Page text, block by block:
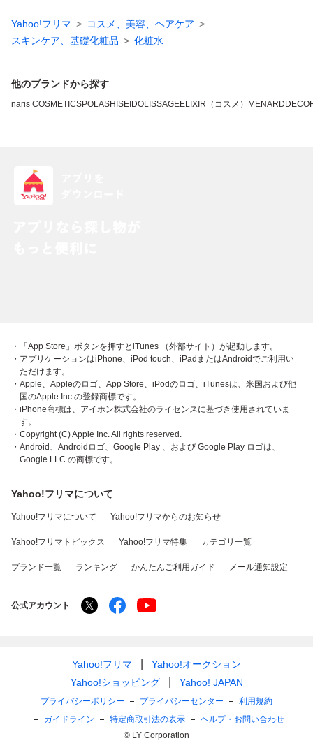
Yahoo!フリマ
コスメ、美容、ヘアケア
スキンケア、基礎化粧品
化粧水
他のブランドから探す
naris COSMETICSPOLASHISEIDOLISSAGEELIXIR（コスメ） MENARD
・「App Store」ボタンを押すとiTunes （外部サイト）が起動します。
・アプリケーションはiPhone、iPod touch、iPadまたはAndroidでご利用い
ただけます。
・Apple、Appleのロゴ、App Store、iPodのロゴ、iTunesは、米国および他
国のApple Inc.の登録商標です。
・iPhone商標は、アイホン株式会社のライセンスに基づき使用されていま
す。
・Copyright (C) Apple Inc. All rights reserved.
・Android、Androidロゴ、Google Play 、および Google Play ロゴは、
Google LLC の商標です。
Yahoo!フリマについて
Yahoo!フリマについて Yahoo!フリマからのお知らせ
Yahoo!フリマトピックス Yahoo!フリマ特集 カテゴリ一覧
ブランド一覧 ランキング かんたんご利用ガイド メール通知設定
公式アカウント
Yahoo!フリマ
Yahoo!オークション
Yahoo!ショッピング
Yahoo! JAPAN
プライバシーポリシー プライバシーセンター
利用規約
ガイドライン
特定商取引法の表示
ヘルプ・お問い合わせ
© LY Corporation